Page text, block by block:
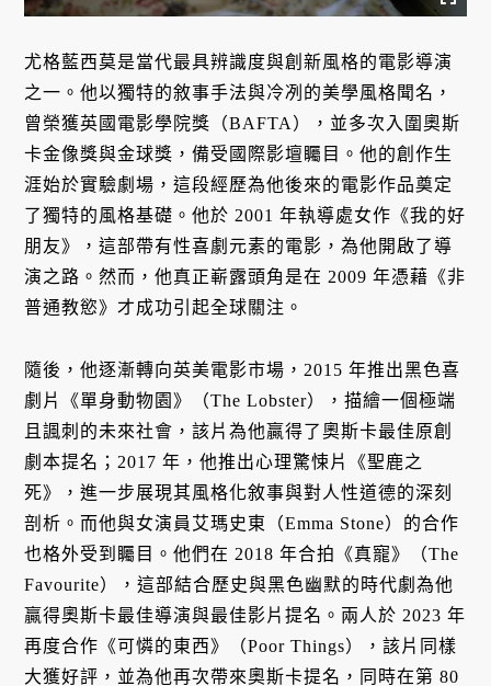
尤格藍西莫是當代最具辨識度與創新風格的電影導演
之一。他以獨特的敘事手法與冷冽的美學風格聞名，
曾榮獲英國電影學院獎（BAFTA），並多次入圍奧斯
卡金像獎與金球獎，備受國際影壇矚目。他的創作生
涯始於實驗劇場，這段經歷為他後來的電影作品奠定
了獨特的風格基礎。他於 2001 年執導處女作《我的好
朋友》，這部帶有性喜劇元素的電影，為他開啟了導
演之路。然而，他真正嶄露頭角是在 2009 年憑藉《非
普通教慾》才成功引起全球關注。
隨後，他逐漸轉向英美電影市場，2015 年推出黑色喜
劇片《單身動物園》（The Lobster），描繪一個極端
且諷刺的未來社會，該片為他贏得了奧斯卡最佳原創
劇本提名；2017 年，他推出心理驚悚片《聖鹿之
死》，進一步展現其風格化敘事與對人性道德的深刻
剖析。而他與女演員艾瑪史東（Emma Stone）的合作
也格外受到矚目。他們在 2018 年合拍《真寵》（The
Favourite），這部結合歷史與黑色幽默的時代劇為他
贏得奧斯卡最佳導演與最佳影片提名。兩人於 2023 年
再度合作《可憐的東西》（Poor Things），該片同樣
大獲好評，並為他再次帶來奧斯卡提名，同時在第 80